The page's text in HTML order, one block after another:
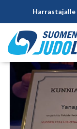
Harrastajalle